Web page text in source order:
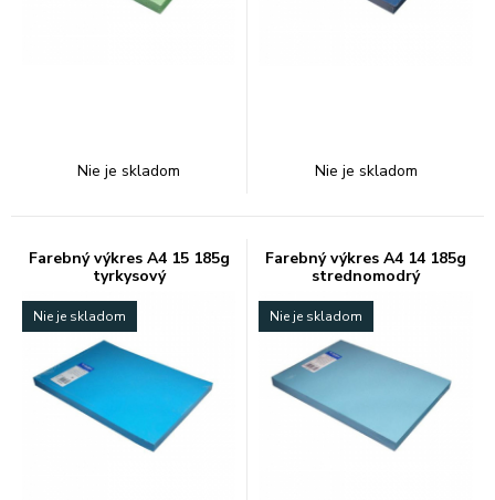
Nie je skladom Nie je skladom
Farebný výkres A4 15 185g
tyrkysový
Nie je skladom
Farebný výkres A4 14 185g
strednomodrý
Nie je skladom